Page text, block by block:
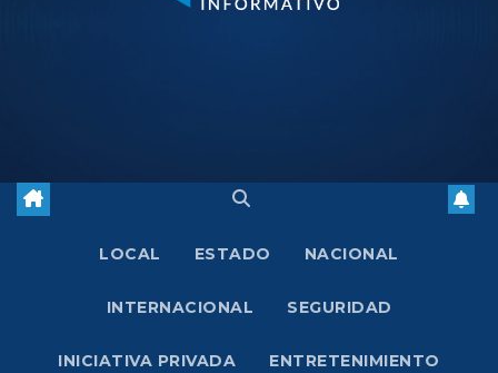
LOCAL ESTADO NACIONAL
INTERNACIONAL SEGURIDAD
INICIATIVA PRIVADA ENTRETENIMIENTO